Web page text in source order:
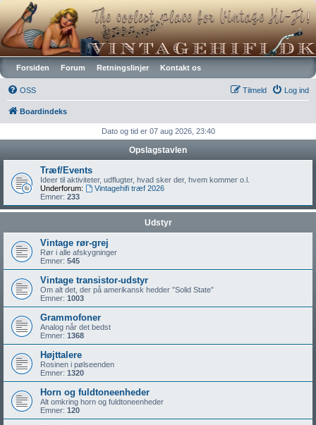
Vintagehifi.dk
Forsiden Forum Retningslinjer Kontakt os
OSS Log ind
Tilmeld
Boardindeks
Dato og tid er 07 aug 2026, 23:40
Opslagstavlen
Træf/Events
Ideer til aktiviteter, udflugter, hvad sker der, hvem kommer o.l.
Underforum:
Vintagehifi træf 2026
Emner: 233
Udstyr
Vintage rør-grej
Rør i alle afskygninger
Emner: 545
Vintage transistor-udstyr
Om alt det, der på amerikansk hedder ”Solid State”
Emner: 1003
Grammofoner
Analog når det bedst
Emner: 1368
Højttalere
Rosinen i pølseenden
Emner: 1320
Horn og fuldtoneenheder
Alt omkring horn og fuldtoneenheder
Emner: 120